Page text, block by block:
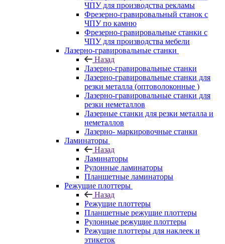
ЧПУ для производства рекламы
Фрезерно-гравировальный станок с
ЧПУ по камню
Фрезерно-гравировальные станки с
ЧПУ для производства мебели
Лазерно-гравировальные станки
Назад
Лазерно-гравировальные станки
Лазерно-гравировальные станки для
резки металла (оптоволоконные )
Лазерно-гравировальные станки для
резки неметаллов
Лазерные станки для резки металла и
неметаллов
Лазерно- маркировочные станки
Ламинаторы
Назад
Ламинаторы
Рулонные ламинаторы
Планшетные ламинаторы
Режущие плоттеры
Назад
Режущие плоттеры
Планшетные режущие плоттеры
Рулонные режущие плоттеры
Режущие плоттеры для наклеек и
этикеток